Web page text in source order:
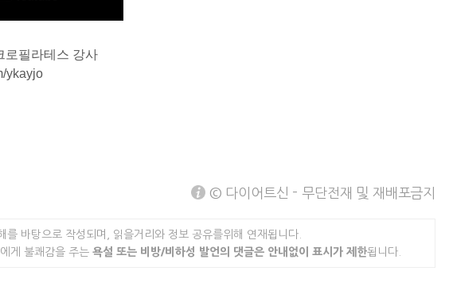
로필라테스 강사
ykayjo
© 다이어트신 - 무단전재 및 재배포금지
를 바탕으로 작성되며, 읽을거리와 정보 공유를위해 연재됩니다.
게 불쾌감을 주는 욕설 또는 비방/비하성 발언의 댓글은 안내없이 표시가 제한됩니다.